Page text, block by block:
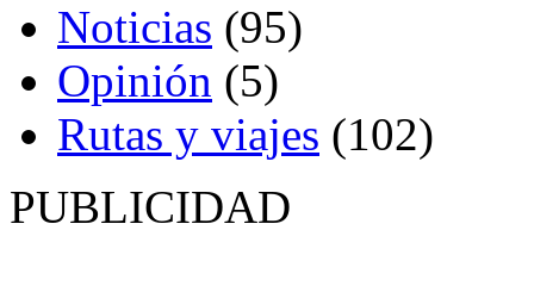
Noticias (95)
Opinión (5)
Rutas y viajes (102)
PUBLICIDAD